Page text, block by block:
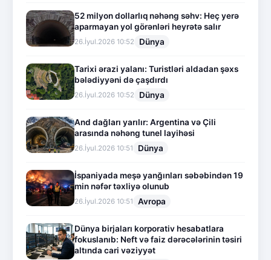
52 milyon dollarlıq nəhəng səhv: Heç yerə
aparmayan yol görənləri heyrətə salır
26.İyul.2026 10:52 Dünya
Tarixi ərazi yalanı: Turistləri aldadan şəxs
bələdiyyəni də çaşdırdı
26.İyul.2026 10:52 Dünya
And dağları yarılır: Argentina və Çili
arasında nəhəng tunel layihəsi
26.İyul.2026 10:51 Dünya
İspaniyada meşə yanğınları səbəbindən 19
min nəfər təxliyə olunub
26.İyul.2026 10:51 Avropa
Dünya birjaları korporativ hesabatlara
fokuslanıb: Neft və faiz dərəcələrinin təsiri
altında cari vəziyyət